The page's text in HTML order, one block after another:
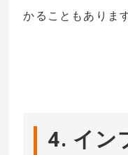
かることもあります
4. イン